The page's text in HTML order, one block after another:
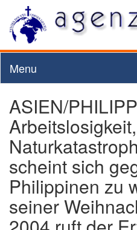
Menu
ASIEN/
Arbeitslosigkeit,
scheint sich
Philippinen zu
seiner